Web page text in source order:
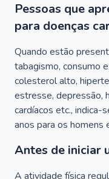
Pessoas que
para doenças
Quando estão
tabagismo, consumo
colesterol alto,
estresse, depressão,
cardíacos etc., indica-
anos para os homens
Antes de iniciar
A atividade física